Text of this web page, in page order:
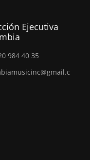
Ejecutiva
984 40 35